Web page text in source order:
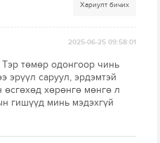
Хариулт бичих
2025-06-25 09:58:01
төмөр одонгоор чинь
эрүүл саруул, эрдэмтэй
хөрөнгө мөнгө л
гишүүд минь мэдэхгүй